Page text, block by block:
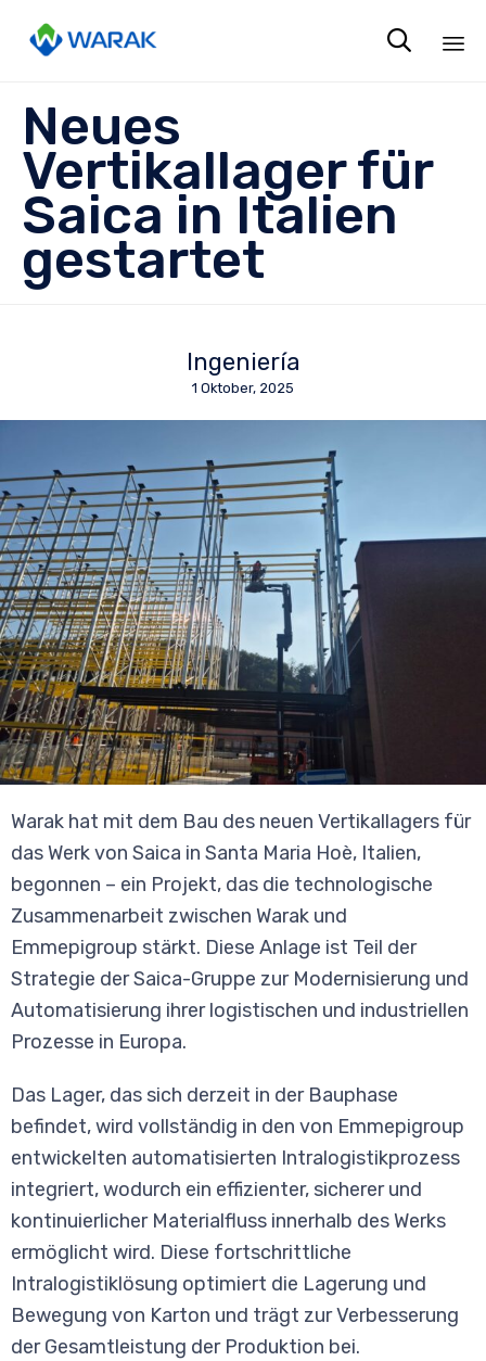

Neues
Vertikallager für
Saica in Italien
gestartet
Ingeniería
1 Oktober, 2025
Warak hat mit dem Bau des neuen Vertikallagers für
das Werk von Saica in Santa Maria Hoè, Italien,
begonnen – ein Projekt, das die technologische
Zusammenarbeit zwischen Warak und
Emmepigroup stärkt. Diese Anlage ist Teil der
Strategie der Saica-Gruppe zur Modernisierung und
Automatisierung ihrer logistischen und industriellen
Prozesse in Europa.
Das Lager, das sich derzeit in der Bauphase
befindet, wird vollständig in den von Emmepigroup
entwickelten automatisierten Intralogistikprozess
integriert, wodurch ein effizienter, sicherer und
kontinuierlicher Materialfluss innerhalb des Werks
ermöglicht wird. Diese fortschrittliche
Intralogistiklösung optimiert die Lagerung und
Bewegung von Karton und trägt zur Verbesserung
der Gesamtleistung der Produktion bei.